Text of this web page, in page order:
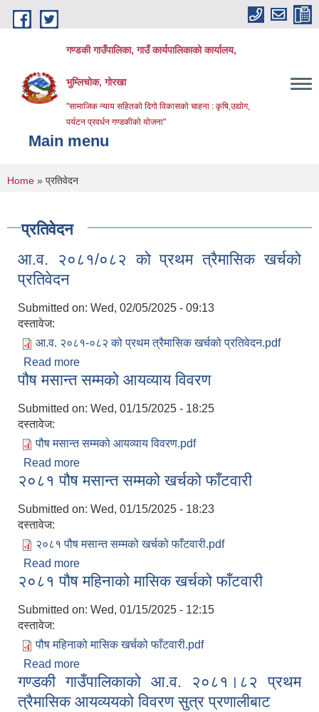
Skip to main content
गण्डकी गाउँपालिका, गाउँ कार्यपालिकाको कार्यालय,
भुम्लिचोक, गोरखा
"सामाजिक न्याय सहितको दिगो विकासको चाहना : कृषि,उद्योग,
पर्यटन प्रवर्धन गण्डकीको योजना"
Main menu
You are here
Home » प्रतिवेदन
प्रतिवेदन
आ.व. २०८१/०८२ को प्रथम त्रैमासिक खर्चको
प्रतिवेदन
Submitted on: Wed, 02/05/2025 - 09:13
दस्तावेज:
आ.व. २०८१-०८२ को प्रथम त्रैमासिक खर्चको प्रतिवेदन.pdf
Read more
प्रतिवेदन
पौष मसान्त सम्मको आयव्याय विवरण
Submitted on: Wed, 01/15/2025 - 18:25
दस्तावेज:
पौष मसान्त सम्मको आयव्याय विवरण.pdf
Read more
२०८१ पौष मसान्त सम्मको खर्चको फाँटवारी
Submitted on: Wed, 01/15/2025 - 18:23
दस्तावेज:
२०८१ पौष मसान्त सम्मको खर्चको फाँटवारी.pdf
Read more
२०८१ पौष महिनाको मासिक खर्चको फाँटवारी
Submitted on: Wed, 01/15/2025 - 12:15
दस्तावेज:
पौष महिनाको मासिक खर्चको फाँटवारी.pdf
Read more
गण्डकी गाउँपालिकाको आ.व. २०८१।८२ प्रथम
त्रैमासिक आयव्ययको विवरण सुत्र प्रणालीबाट